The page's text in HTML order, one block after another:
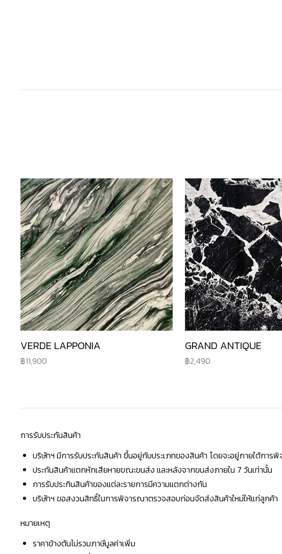
VERDE LAPPONIA
11,900
GRAND ANTIQUE
2,490
การรับประกันสินค้า
บริษัทฯ มีการรับประกันสินค้า ขึ้นอยู่กับประเภทของสินค้า โดยจะอยู่ภายใต้การ
ประกันสินค้าแตกหักเสียหายขณะขนส่ง และหลังจากขนส่งภายใน 7 วันเท่านั้น
การรับประกินสินค้าของแต่ละรายการมีความแตกต่างกัน
บริษัทฯ ขอสงวนสิทธิ์ในการพิจารณาตรวจสอบก่อนจัดส่งสินค้าใหม่ให้แก่ลูกค้า
หมายเหตุ
ราคาข้างต้นไม่รวมภาษีมูลค่าเพิ่ม